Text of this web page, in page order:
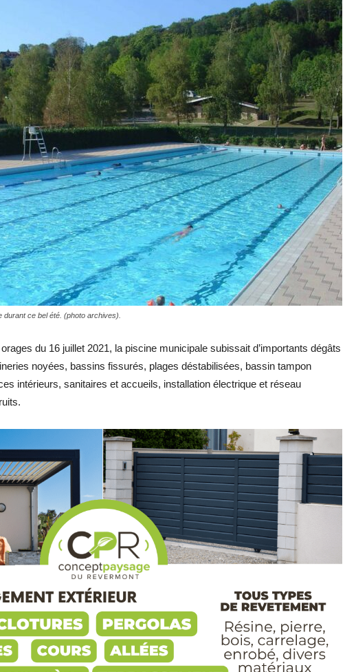
l'info
locale
–
ce bel été. (photo archives).
du 16 juillet 2021, la piscine municipale subissait d’importants dégâts
noyées, bassins fissurés, plages déstabilisées, bassin tampon
intérieurs, sanitaires et accueils, installation électrique et réseau